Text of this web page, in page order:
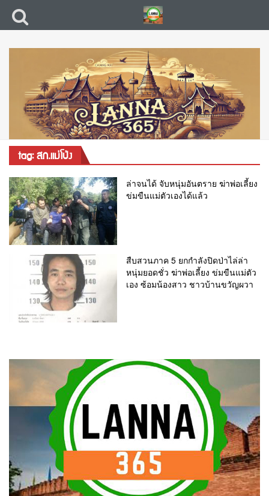
tag: สภ.แม่โป่ง
ล่าจนได้ จับหนุ่มอันตราย ฆ่าพ่อเลี้ยง
ข่มขืนแม่ตัวเองได้แล้ว
สืบสวนภาค 5 ยกกำลังปิดป่าไล่ล่า
หนุ่มยอดชั่ว ฆ่าพ่อเลี้ยง ข่มขืนแม่ตัว
เอง ซ้อมน้องสาว ชาวบ้านขวัญผวา